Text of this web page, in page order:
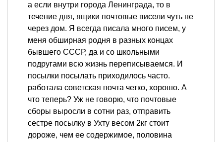
а если внутри города Ленинграда, то в
течение дня, ящики почтовые висели чуть не
через дом. Я всегда писала много писем, у
меня обширная родня в разных концах
бывшего СССР, да и со школьными
подругами всю жизнь переписываемся. И
посылки посылать приходилось часто.
работала советская почта четко, хорошо. А
что теперь? Уж не говорю, что почтовые
сборы выросли в сотни раз, отправить
сестре посылку в Ухту весом 2кг стоит
дороже, чем ее содержимое, половина